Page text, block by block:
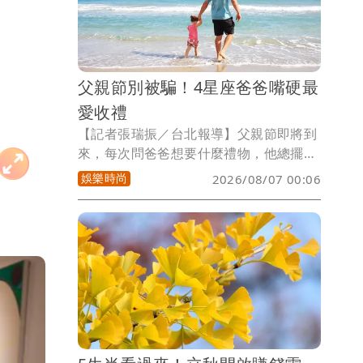
父親節別被騙！4星座爸爸嘴硬最
愛收禮
【記者張瑞振／台北報導】父親節即將到
來，每次問爸爸想要什麼禮物，他總擺著
手說千萬別破費，但要是真的兩手空空回
家，過幾天絕對會發現他臉臭得像苦瓜，
許多爸爸表面裝作毫不在乎，心底卻超級
期待孩子準備的驚喜，小孟塔羅雲蔚老師
揭露以下4個星座爸爸，嘴硬程度無人能
及，內心戲更是多到可以拿奧斯卡獎，今
年千萬別再被他們假裝大氣的台詞騙啦。
娛樂時尚 2026/08/07 00:06